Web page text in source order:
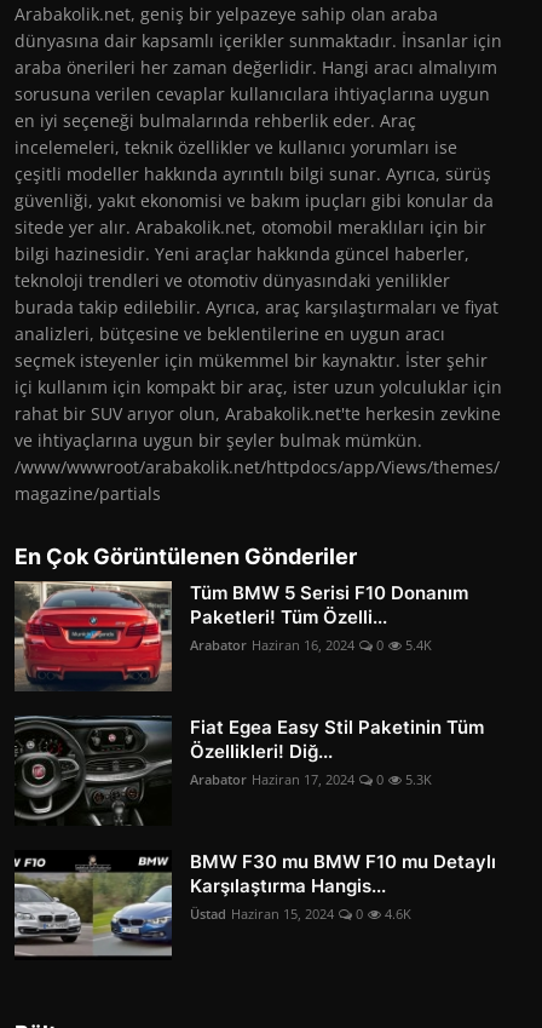
Arabakolik.net, geniş bir yelpazeye sahip olan araba
dünyasına dair kapsamlı içerikler sunmaktadır. İnsanlar için
araba önerileri her zaman değerlidir. Hangi aracı almalıyım
sorusuna verilen cevaplar kullanıcılara ihtiyaçlarına uygun
en iyi seçeneği bulmalarında rehberlik eder. Araç
incelemeleri, teknik özellikler ve kullanıcı yorumları ise
çeşitli modeller hakkında ayrıntılı bilgi sunar. Ayrıca, sürüş
güvenliği, yakıt ekonomisi ve bakım ipuçları gibi konular da
sitede yer alır. Arabakolik.net, otomobil meraklıları için bir
bilgi hazinesidir. Yeni araçlar hakkında güncel haberler,
teknoloji trendleri ve otomotiv dünyasındaki yenilikler
burada takip edilebilir. Ayrıca, araç karşılaştırmaları ve fiyat
analizleri, bütçesine ve beklentilerine en uygun aracı
seçmek isteyenler için mükemmel bir kaynaktır. İster şehir
içi kullanım için kompakt bir araç, ister uzun yolculuklar için
rahat bir SUV arıyor olun, Arabakolik.net'te herkesin zevkine
ve ihtiyaçlarına uygun bir şeyler bulmak mümkün.
/www/wwwroot/arabakolik.net/httpdocs/app/Views/themes/
magazine/partials
En Çok Görüntülenen Gönderiler
Tüm BMW 5 Serisi F10 Donanım
Paketleri! Tüm Özelli...
Arabator Haziran 16, 2024 0 5.4K
Fiat Egea Easy Stil Paketinin Tüm
Özellikleri! Diğ...
Arabator Haziran 17, 2024 0 5.3K
BMW F30 mu BMW F10 mu Detaylı
Karşılaştırma Hangis...
Üstad Haziran 15, 2024 0 4.6K